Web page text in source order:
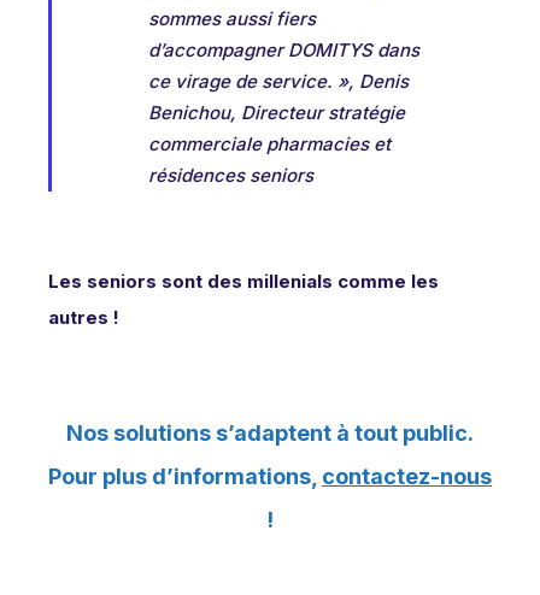
sommes aussi fiers
d’accompagner DOMITYS dans
ce virage de service. », Denis
Benichou, Directeur stratégie
commerciale pharmacies et
résidences seniors
Les seniors sont des millenials comme les
autres !
Nos solutions s’adaptent à tout public.
Pour plus d’informations, contactez-nous
!